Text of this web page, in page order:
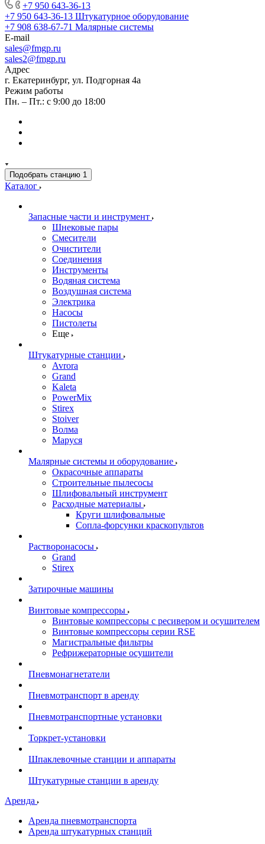
+7 950 643-36-13
+7 950 643-36-13 Штукатурное оборудование
+7 908 638-67-71 Малярные системы
E-mail
sales@fmgp.ru
sales2@fmgp.ru
Адрес
г. Екатеринбург, ул. Подгорная 4а
Режим работы
Пн. – Пт.: с 9:00 до 18:00
Подобрать станцию 1
Каталог
Запасные части и инструмент
Шнековые пары
Смесители
Очистители
Соединения
Инструменты
Водяная система
Воздушная система
Электрика
Насосы
Пистолеты
Еще
Штукатурные станции
Avrora
Grand
Kaleta
PowerMix
Stirex
Stoiver
Волма
Маруся
Малярные системы и оборудование
Окрасочные аппараты
Строительные пылесосы
Шлифовальный инструмент
Расходные материалы
Круги шлифовальные
Сопла-форсунки краскопультов
Растворонасосы
Grand
Stirex
Затирочные машины
Винтовые компрессоры
Винтовые компрессоры с ресивером и осушителем
Винтовые компрессоры серии RSE
Магистральные фильтры
Рефрижераторные осушители
Пневмонагнетатели
Пневмотранспорт в аренду
Пневмотранспортные установки
Торкрет-установки
Шпаклевочные станции и аппараты
Штукатурные станции в аренду
Аренда
Аренда пневмотранспорта
Аренда штукатурных станций